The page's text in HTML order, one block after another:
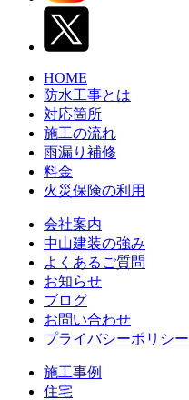
HOME
防水工事とは
対応箇所
施工の流れ
雨漏り補修
料金
火災保険の利用
会社案内
中山建装の強み
よくあるご質問
お知らせ
ブログ
お問い合わせ
プライバシーポリシー
施工事例
住宅